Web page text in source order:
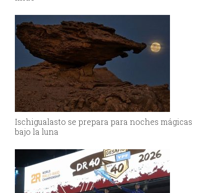
Ischigualasto se prepara para noches mágicas
bajo la luna